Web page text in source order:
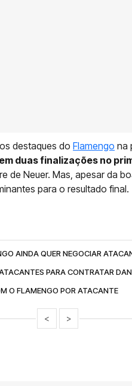
destaques do Flamengo na
duas finalizações no
de Neuer. Mas, apesar da
para o resultado final.
AINDA QUER NEGOCIAR
PARA CONTRATAR
O FLAMENGO POR ATACANTE
< >